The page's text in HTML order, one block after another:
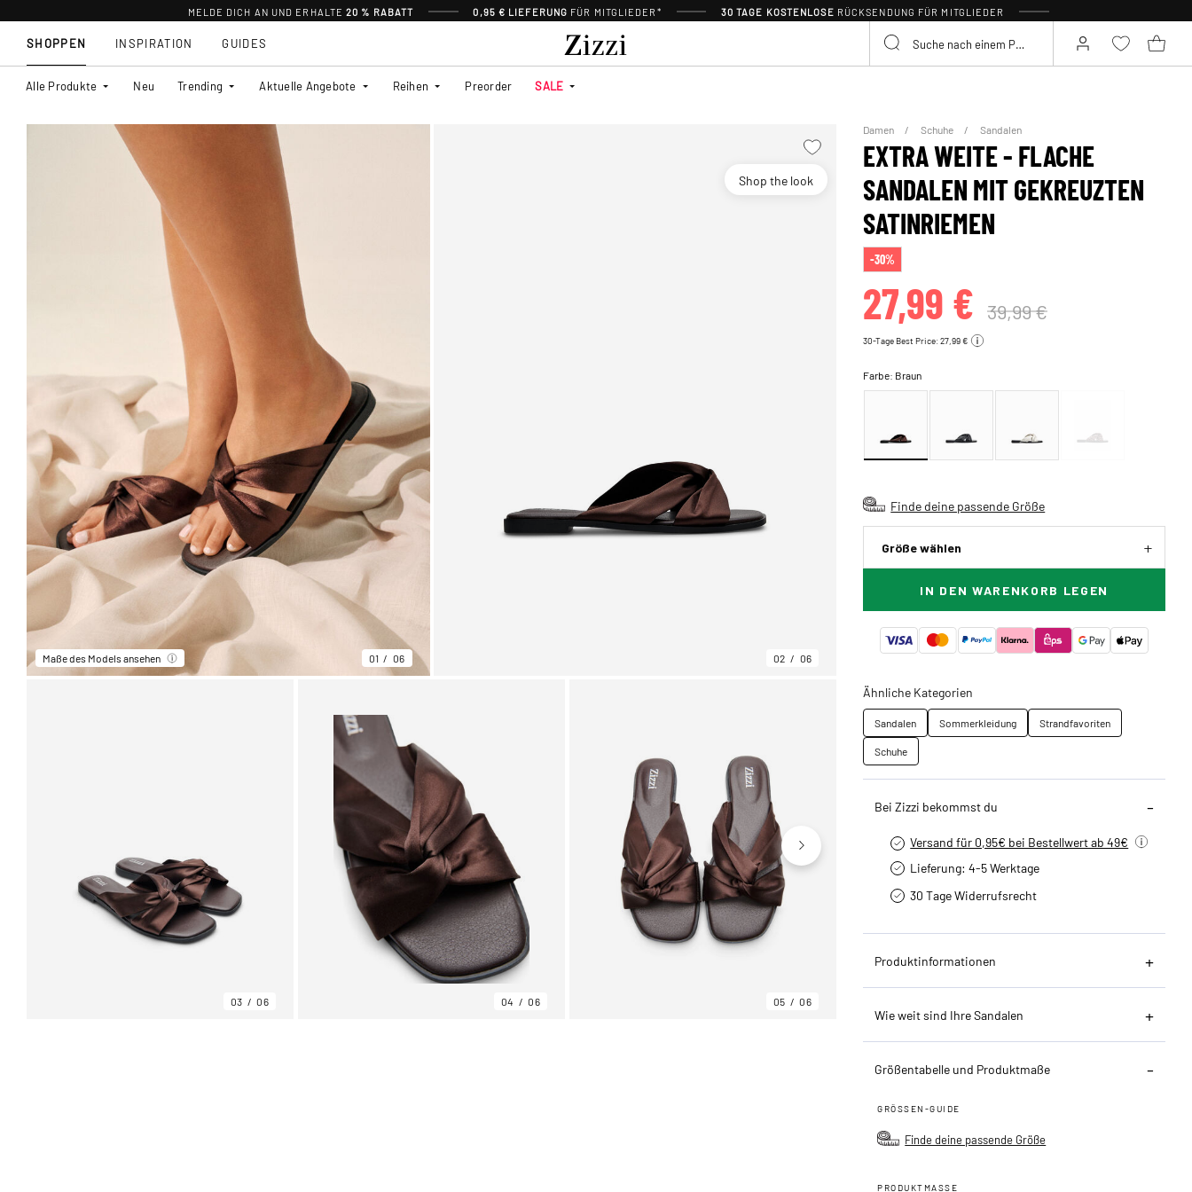
MELDE DICH AN UND ERHALTE20 % RABATT 0,95 € LIEFERUNG FÜR MITGLIEDER* 30 TAGE KOSTENLOSE RÜCKSENDUNG FÜR MITGLIEDER
SHOPPEN
Alle Produkte Neu Trending Aktuelle Angebote Reihen Preorder SALE
INSPIRATION GUIDES
Shop the look
Maße des Models ansehen 01 06 02 06
03 06 04 06 05 06
Damen Schuhe Sandalen
EXTRA WEITE - FLACHE
SANDALEN MIT GEKREUZTEN
SATINRIEMEN
-30%
27,99 € 39,99 €
30-Tage Best Price: 27,99 €
Farbe: Braun
Finde deine passende Größe
Größe wählen
IN DEN WARENKORB LEGEN
Ähnliche Kategorien
Sandalen Sommerkleidung
Strandfavoriten
Schuhe
Bei Zizzi bekommst du
Versand für 0,95€ bei Bestellwert ab 49€
Lieferung: 4-5 Werktage
30 Tage Widerrufsrecht
Produktinformationen
Wie weit sind Ihre Sandalen
Größentabelle und Produktmaße
GRÖSSEN-GUIDE
Finde deine passende Größe
PRODUKTMASSE